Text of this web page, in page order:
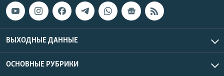
ВЫХОДНЫЕ ДАННЫЕ
ОСНОВНЫЕ РУБРИКИ